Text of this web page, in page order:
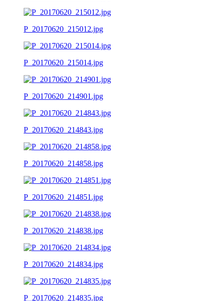
P_20170620_215012.jpg
P_20170620_215014.jpg
P_20170620_214901.jpg
P_20170620_214843.jpg
P_20170620_214858.jpg
P_20170620_214851.jpg
P_20170620_214838.jpg
P_20170620_214834.jpg
P_20170620_214835.jpg